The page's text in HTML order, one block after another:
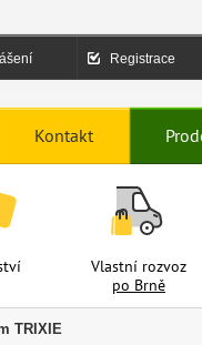
Registrace
Kontakt
Vlastní rozvoz
po Brně
TRIXIE